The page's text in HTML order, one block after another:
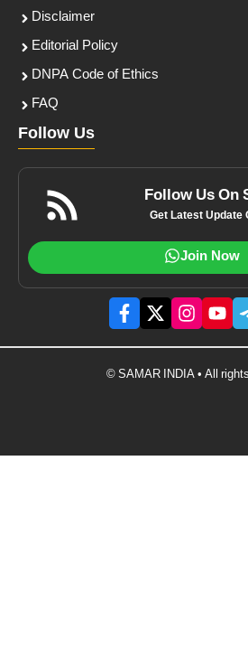
Disclaimer
Editorial Policy
DNPA Code of Ethics
FAQ
Follow Us
Follow Us On
Get Latest Update
Join Now
© SAMAR INDIA • All